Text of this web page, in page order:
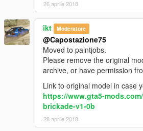
26 aprile 2018
ikt Moderatore
@Capostazione75
Moved to paintjobs.
Please remove the original
archive, or have permission
Link to original model in case
https://www.gta5-
brickade-v1-0b
28 aprile 2018